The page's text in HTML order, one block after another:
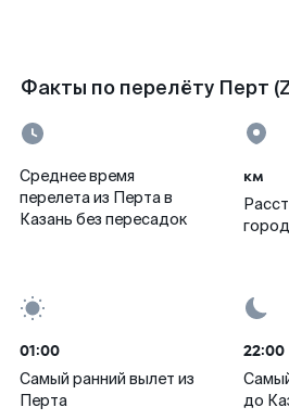
Факты по перелёту Перт
Среднее время
перелета из Перта в
Казань без пересадок
км
01:00
Самый ранний вылет из
Перта
22:00
до